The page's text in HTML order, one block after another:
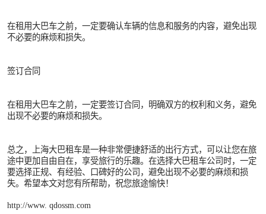
在租用大巴车之前，一定要确认车辆的信息和服务的内容，避免出现
不必要的麻烦和损失。
签订合同
在租用大巴车之前，一定要签订合同，明确双方的权利和义务，避免
出现不必要的麻烦和损失。
总之，上海大巴租车是一种非常便捷舒适的出行方式，可以让您在旅
途中更加自由自在，享受旅行的乐趣。在选择大巴租车公司时，一定
要选择正规、有经验、口碑好的公司，避免出现不必要的麻烦和损
失。希望本文对您有所帮助，祝您旅途愉快！
http://www. qdossm.com